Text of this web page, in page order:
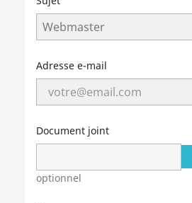
Adresse e-mail
Document joint
optionnel